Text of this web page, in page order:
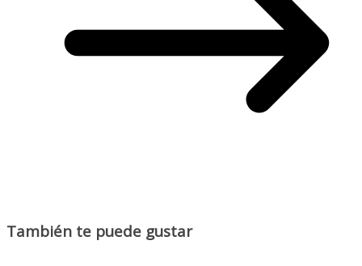
También te puede gustar